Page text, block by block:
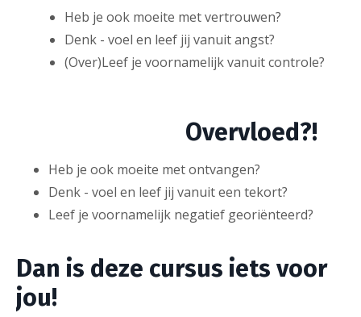
Heb je ook moeite met vertrouwen?
Denk - voel en leef jij vanuit angst?
(Over)Leef je voornamelijk vanuit controle?
Overvloed?!
Heb je ook moeite met ontvangen?
Denk - voel en leef jij vanuit een tekort?
Leef je voornamelijk negatief georiënteerd?
Dan is deze cursus iets voor
jou!